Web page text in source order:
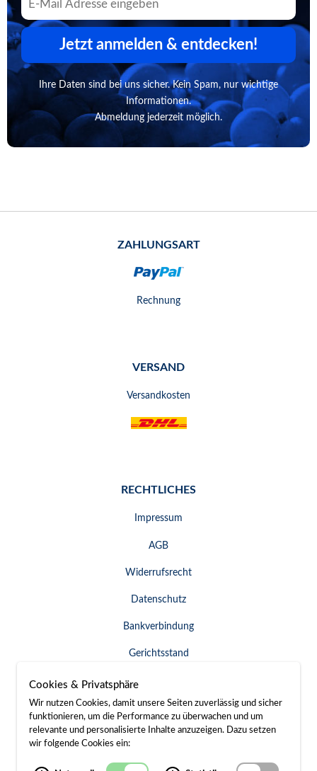
Jetzt anmelden & entdecken!
Ihre Daten sind bei uns sicher. Kein Spam, nur wichtige
Informationen.
Abmeldung jederzeit möglich.
ZAHLUNGSART
Rechnung
VERSAND
Versandkosten
RECHTLICHES
Impressum
AGB
Widerrufsrecht
Datenschutz
Bankverbindung
Gerichtsstand
Widerruf erklären
SERVICE & KONTAKT
Besuch / Anfahrt
Cookies & Privatsphäre
Wir nutzen Cookies, damit unsere Seiten zuverlässig und sicher
funktionieren, um die Performance zu überwachen und um
relevante und personalisierte Inhalte anzuzeigen. Dazu setzen
wir folgende Cookies ein: